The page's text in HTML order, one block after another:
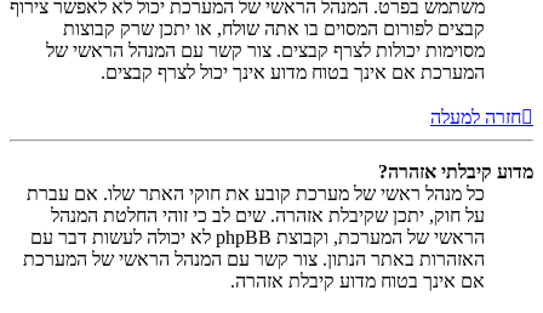
משתמש בפרט. המנהל הראשי של המערכת יכול לא לאפשר צירוף
קבצים לפורום המסוים בו אתה שולח, או יתכן שרק קבוצות
מסוימות יכולות לצרף קבצים. צור קשר עם המנהל הראשי של
המערכת אם אינך בטוח מדוע אינך יכול לצרף קבצים.
חזרה למעלה
מדוע קיבלתי אזהרה?
כל מנהל ראשי של מערכת קובע את חוקי האתר שלו. אם עברת
על חוק, יתכן שקיבלת אזהרה. שים לב כי זוהי החלטת המנהל
הראשי של המערכת, וקבוצת phpBB לא יכולה לעשות דבר עם
האזהרות באתר הנתון. צור קשר עם המנהל הראשי של המערכת
אם אינך בטוח מדוע קיבלת אזהרה.